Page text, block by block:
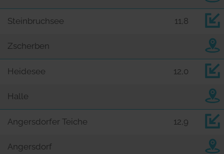
Steinbruchsee 11,8
Zscherben
Heidesee 12,0
Halle
Angersdorfer Teiche 12,9
Angersdorf